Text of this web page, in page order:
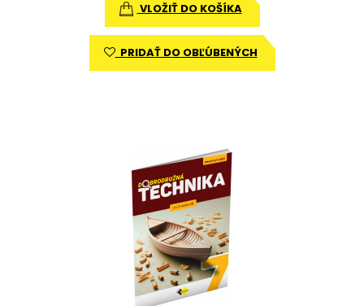
VLOŽIŤ DO KOŠÍKA
PRIDAŤ DO OBĽÚBENÝCH